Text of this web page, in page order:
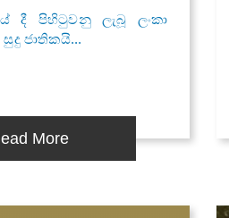
දී පිහිටුවනු ලැබූ ලංකා
ජාතිකයි...
More